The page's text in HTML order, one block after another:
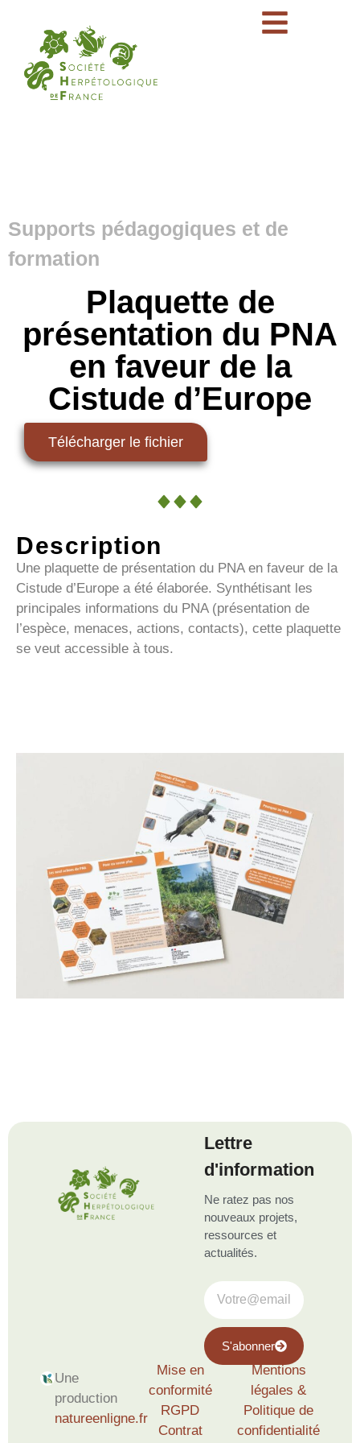
Supports pédagogiques et de
formation
Plaquette de
présentation du PNA
en faveur de la
Cistude d’Europe
Télécharger le fichier
Description
Une plaquette de présentation du PNA en faveur de la
Cistude d’Europe a été élaborée. Synthétisant les
principales informations du PNA (présentation de
l’espèce, menaces, actions, contacts), cette plaquette
se veut accessible à tous.
Lettre
d'information
Ne ratez pas nos
nouveaux projets,
ressources et
actualités.
S'abonner
Une
production
natureenligne.fr
Mise en
conformité
RGPD
Contrat
Mentions
légales &
Politique de
confidentialité